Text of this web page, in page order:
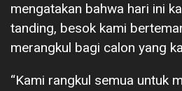
mengatakan bahwa hari ini
tanding, besok kami
merangkul bagi calon yang
“Kami rangkul semua untuk